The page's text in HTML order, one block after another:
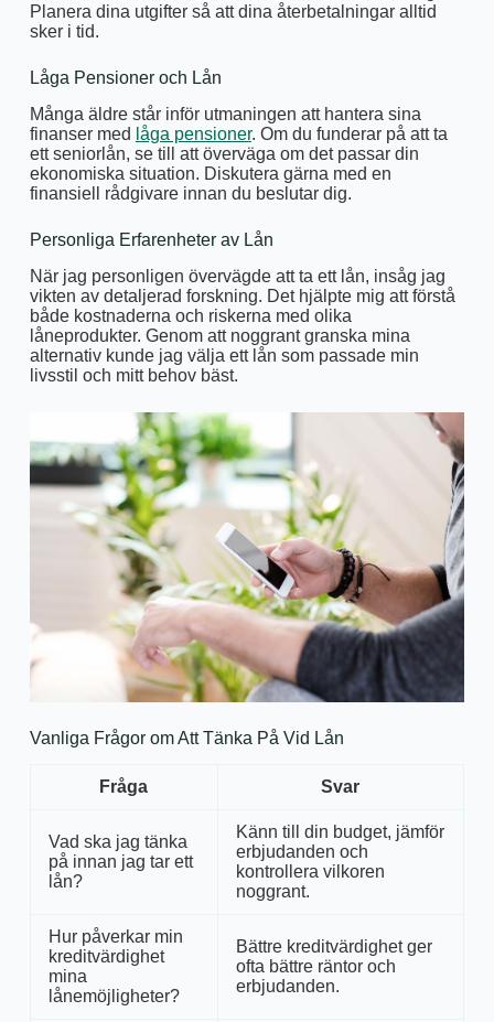
Planera dina utgifter så att dina återbetalningar alltid
sker i tid.
Låga Pensioner och Lån
Många äldre står inför utmaningen att hantera sina
finanser med låga pensioner. Om du funderar på att ta
ett seniorlån, se till att överväga om det passar din
ekonomiska situation. Diskutera gärna med en
finansiell rådgivare innan du beslutar dig.
Personliga Erfarenheter av Lån
När jag personligen övervägde att ta ett lån, insåg jag
vikten av detaljerad forskning. Det hjälpte mig att förstå
både kostnaderna och riskerna med olika
låneprodukter. Genom att noggrant granska mina
alternativ kunde jag välja ett lån som passade min
livsstil och mitt behov bäst.
Vanliga Frågor om Att Tänka På Vid Lån
Fråga Svar
Vad ska jag tänka
på innan jag tar ett
lån?
Känn till din budget, jämför
erbjudanden och
kontrollera vilkoren
noggrant.
Hur påverkar min
kreditvärdighet
mina
lånemöjligheter?
Bättre kreditvärdighet ger
ofta bättre räntor och
erbjudanden.